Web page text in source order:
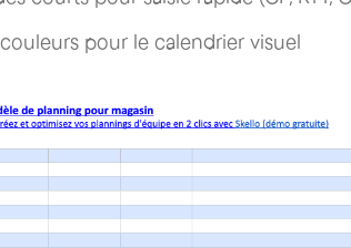
pour le calendrier visuel